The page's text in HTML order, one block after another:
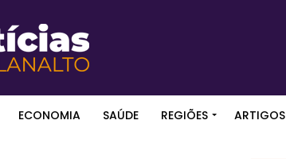
ECONOMIA SAÚDE REGIÕES ARTIGOS